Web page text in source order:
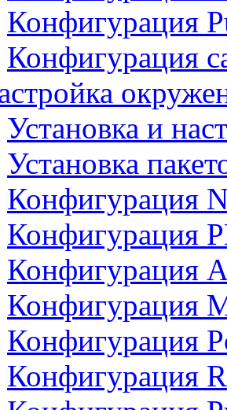
Конфигурация
Конфигурация
Установка и
Установка
Конфигурация
Конфигурация
Конфигурация
Конфигурация
Конфигурация
Конфигурация